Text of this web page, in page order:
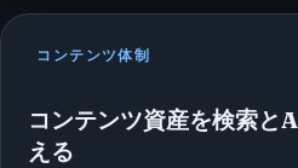
コンテンツ体制
コンテンツ資産を検索と
える